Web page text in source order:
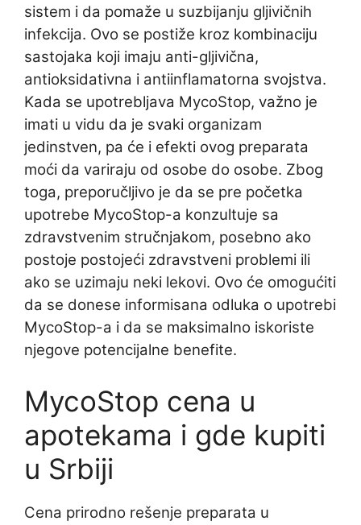
sistem i da pomaže u suzbijanju gljivičnih
infekcija. Ovo se postiže kroz kombinaciju
sastojaka koji imaju anti-gljivična,
antioksidativna i antiinflamatorna svojstva.
Kada se upotrebljava MycoStop, važno je
imati u vidu da je svaki organizam
jedinstven, pa će i efekti ovog preparata
moći da variraju od osobe do osobe. Zbog
toga, preporučljivo je da se pre početka
upotrebe MycoStop-a konzultuje sa
zdravstvenim stručnjakom, posebno ako
postoje postojeći zdravstveni problemi ili
ako se uzimaju neki lekovi. Ovo će omogućiti
da se donese informisana odluka o upotrebi
MycoStop-a i da se maksimalno iskoriste
njegove potencijalne benefite.
MycoStop cena u
apotekama i gde kupiti
u Srbiji
Cena prirodno rešenje preparata u